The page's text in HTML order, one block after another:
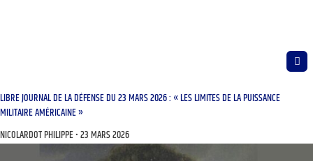
LIBRE JOURNAL DE LA DÉFENSE DU 23 MARS 2026 : « LES LIMITES DE LA PUISSANCE
MILITAIRE AMÉRICAINE »
NICOLARDOT PHILIPPE 23 MARS 2026